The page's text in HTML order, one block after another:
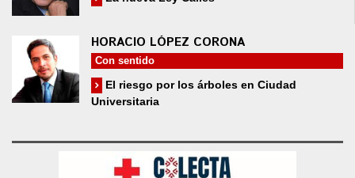
HORACIO LÓPEZ CORONA
Con sentido
El riesgo por los árboles en Ciudad
Universitaria